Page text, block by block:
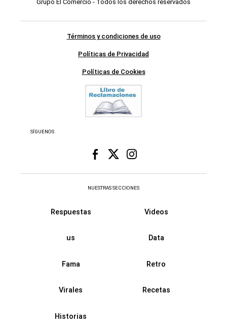
Grupo El Comercio - Todos los derechos reservados
Términos y condiciones de uso
Políticas de Privacidad
Políticas de Cookies
SÍGUENOS
NUESTRAS SECCIONES
Respuestas Videos
us Data
Fama Retro
Virales Recetas
Historias